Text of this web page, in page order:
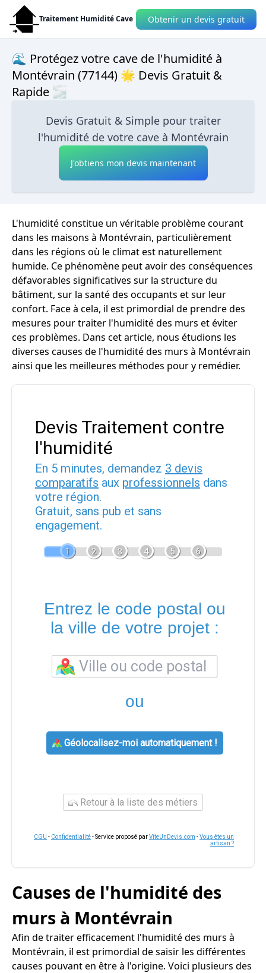
Traitement Humidité Cave Obtenir un devis gratuit
🌊 Protégez votre cave de l'humidité à
Montévrain (77144) 🌟 Devis Gratuit &
Rapide 🌫
Devis Gratuit & Simple pour traiter
l'humidité de votre cave à Montévrain
J'obtiens mon devis maintenant
L'humidité constitue un véritable problème courant
dans les maisons à Montévrain, particulièrement
dans les régions où le climat est naturellement
humide. Ce phénomène peut avoir des conséquences
défavorables significatives sur la structure du
bâtiment, sur la santé des occupants et sur leur
confort. Face à cela, il est primordial de prendre des
mesures pour traiter l'humidité des murs et éviter
ces problèmes. Dans cet article, nous étudions les
diverses causes de l'humidité des murs à Montévrain
ainsi que les meilleures méthodes pour y remédier.
Devis Traitement contre
l'humidité
En 5 minutes, demandez 3 devis
comparatifs aux professionnels dans
votre région.
Gratuit, sans pub et sans
engagement.
1 2 3 4 5 6
Entrez le code postal ou
la ville de votre projet :
ou
Géolocalisez-moi automatiquement !
Retour à la liste des métiers
CGU - Confidentialité- Service proposé parViteUnDevis.com -Vous êtes un
artisan ?
Causes de l'humidité des
murs à Montévrain
Afin de traiter efficacement l'humidité des murs à
Montévrain, il est primordial de saisir les différentes
causes pouvant en être à l'origine. Voici plusieurs des